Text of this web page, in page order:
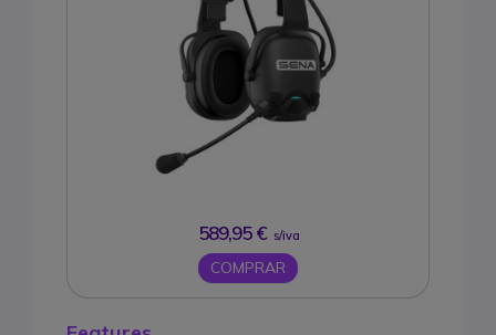
589,95 € s/iva
COMPRAR